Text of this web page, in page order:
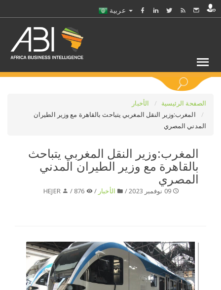
حدد ملفا
الصفحة الرئيسية
الأخبار
المغرب:وزير النقل المغربي يتباحث بالقاهرة مع وزير الطيران
المدني المصري
المغرب:وزير النقل المغربي يتباحث
بالقاهرة مع وزير الطيران المدني
المصري
09 نوفمبر 2023 / الأخبار /
HEJER